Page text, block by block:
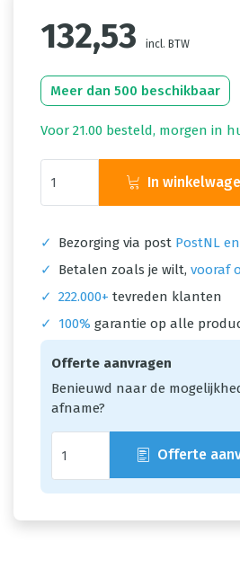
132,53 incl. BTW
Meer dan 500 beschikbaar
Voor 21.00 besteld, morgen in
In
✓ Bezorging via post PostNL
✓
Betalen zoals je wilt, vooraf
✓ 222.000+ tevreden klanten
✓
100% garantie op alle
Offerte aanvragen
Benieuwd naar de
afname?
Offerte